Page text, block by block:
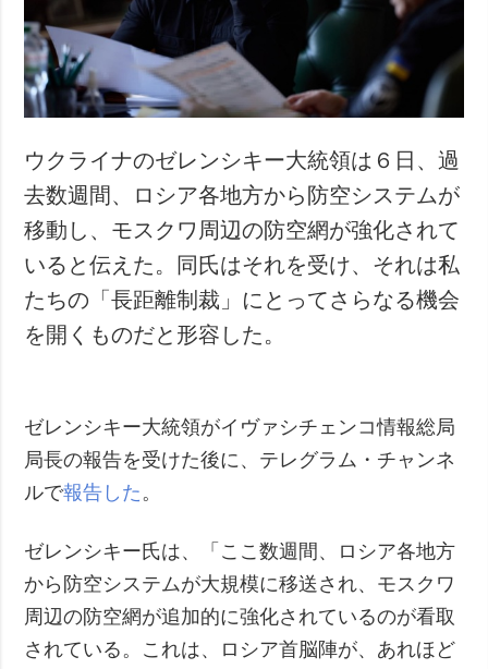
ウクライナのゼレンシキー大統領は６日、過
去数週間、ロシア各地方から防空システムが
移動し、モスクワ周辺の防空網が強化されて
いると伝えた。同氏はそれを受け、それは私
たちの「長距離制裁」にとってさらなる機会
を開くものだと形容した。
ゼレンシキー大統領がイヴァシチェンコ情報総局
局長の報告を受けた後に、テレグラム・チャンネ
ルで報告した 。
ゼレンシキー氏は、「ここ数週間、ロシア各地方
から防空システムが大規模に移送され、モスクワ
周辺の防空網が追加的に強化されているのが看取
されている。これは、ロシア首脳陣が、あれほど